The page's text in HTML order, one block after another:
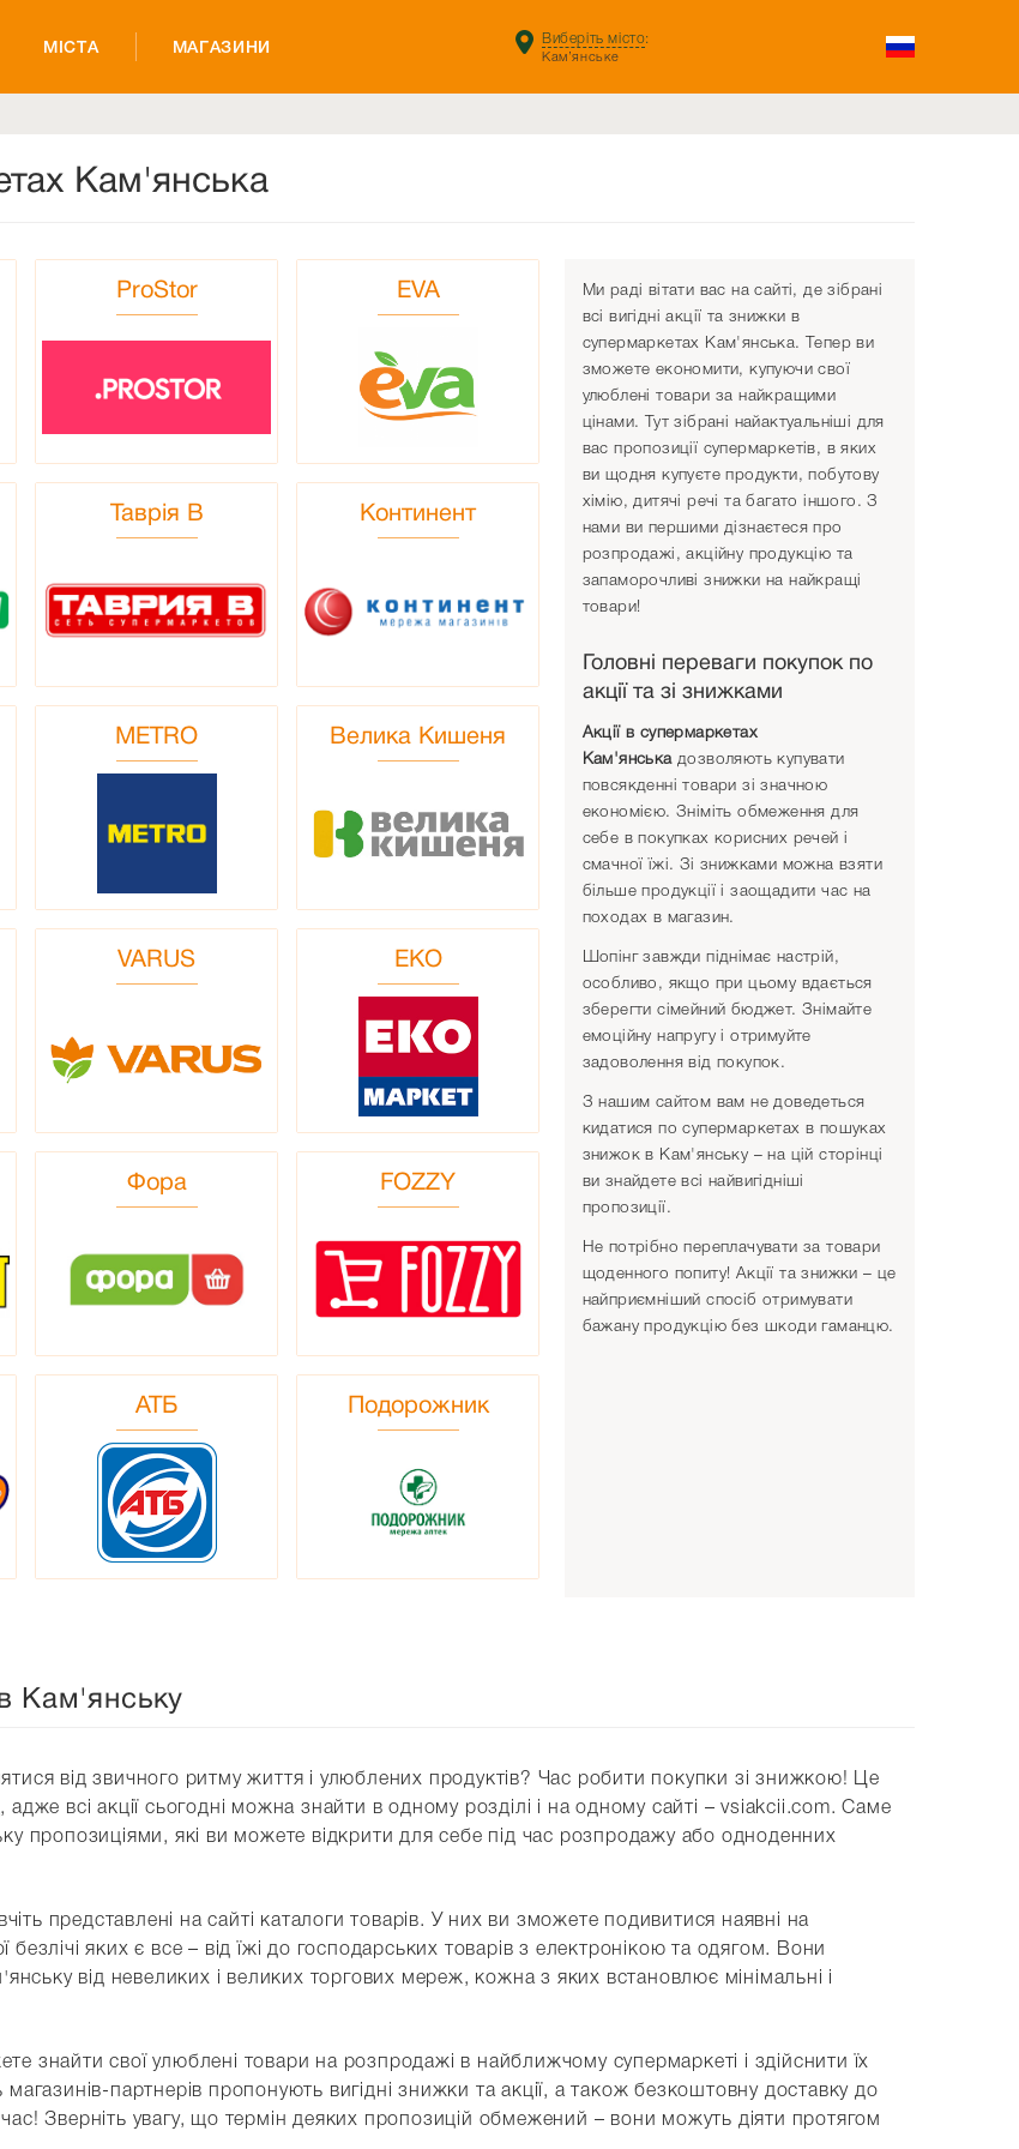
МІСТА МАГАЗИНИ Виберіть місто:
Кам’янське
Кам'янська
ProStor EVA
Таврія В Континент
METRO Велика Кишеня
VARUS EKO
Фора FOZZY
АТБ Подорожник
Ми раді вітати вас на сайті, де зібрані
всі вигідні акції та знижки в
супермаркетах Кам'янська. Тепер ви
зможете економити, купуючи свої
улюблені товари за найкращими
цінами. Тут зібрані найактуальніші для
вас пропозиції супермаркетів, в яких
ви щодня купуєте продукти, побутову
хімію, дитячі речі та багато іншого. З
нами ви першими дізнаєтеся про
розпродажі, акційну продукцію та
запаморочливі знижки на найкращі
товари!
Головні переваги покупок по
акції та зі знижками
Акції в супермаркетах
Кам'янськадозволяють купувати
повсякденні товари зі значною
економією. Зніміть обмеження для
себе в покупках корисних речей і
смачної їжі. Зі знижками можна взяти
більше продукції і заощадити час на
походах в магазин.
Шопінг завжди піднімає настрій,
особливо, якщо при цьому вдається
зберегти сімейний бюджет. Знімайте
емоційну напругу і отримуйте
задоволення від покупок.
З нашим сайтом вам не доведеться
кидатися по супермаркетах в пошуках
знижок в Кам'янську – на цій сторінці
ви знайдете всі найвигідніші
пропозиції.
Не потрібно переплачувати за товари
щоденного попиту! Акції та знижки – це
найприємніший спосіб отримувати
бажану продукцію без шкоди гаманцю.
Кам'янську
від звичного ритму життя і улюблених продуктів? Час робити покупки зі знижкою! Це
всі акції сьогодні можна знайти в одному розділі і на одному сайті – vsiakcii.com. Саме
пропозиціями, які ви можете відкрити для себе під час розпродажу або одноденних
представлені на сайті каталоги товарів. У них ви зможете подивитися наявні на
яких є все – від їжі до господарських товарів з електронікою та одягом. Вони
від невеликих і великих торгових мереж, кожна з яких встановлює мінімальні і
знайти свої улюблені товари на розпродажі в найближчому супермаркеті і здійснити їх
партнерів пропонують вигідні знижки та акції, а також безкоштовну доставку до
Зверніть увагу, що термін деяких пропозицій обмежений – вони можуть діяти протягом